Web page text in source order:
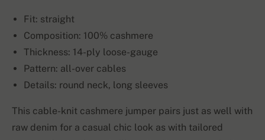
Fit: straight
Composition: 100% cashmere
Thickness: 14-ply loose-gauge
Pattern: all-over cables
Details: round neck, long sleeves
This cable-knit cashmere jumper pairs just as well with
raw denim for a casual chic look as with tailored